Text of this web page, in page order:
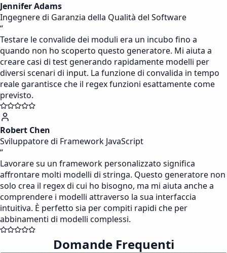
Jennifer Adams
Ingegnere di Garanzia della Qualità del Software
“
Testare le convalide dei moduli era un incubo fino a
quando non ho scoperto questo generatore. Mi aiuta a
creare casi di test generando rapidamente modelli per
diversi scenari di input. La funzione di convalida in tempo
reale garantisce che il regex funzioni esattamente come
previsto.
Robert Chen
Sviluppatore di Framework JavaScript
“
Lavorare su un framework personalizzato significa
affrontare molti modelli di stringa. Questo generatore non
solo crea il regex di cui ho bisogno, ma mi aiuta anche a
comprendere i modelli attraverso la sua interfaccia
intuitiva. È perfetto sia per compiti rapidi che per
abbinamenti di modelli complessi.
Domande Frequenti